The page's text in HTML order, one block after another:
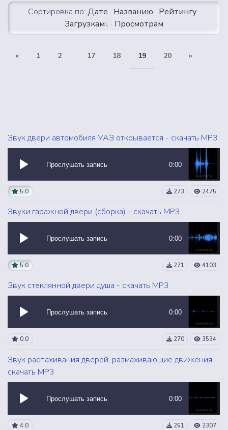
Сортировка по: Дате · Названию · Рейтингу ·
Загрузкам
· Просмотрам
« 1 2 ... 17 18 19 20 »
Звук двери автомобиля УАЗ открывается - скачать MP3
Прослушать запись 0:00
5.0 273 2475
Звуки гаражной двери (сборка) - скачать MP3
Прослушать запись 0:00
5.0 271 4103
Звук стеклянной двери душа - скачать MP3
Прослушать запись 0:00
0.0 270 3534
Звук распахивания дверей, размахивающие движения -
скачать MP3
Прослушать запись 0:00
4.0 261 2307